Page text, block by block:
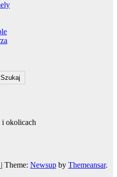
Szukaj
i okolicach
| Theme: Newsup by Themeansar.